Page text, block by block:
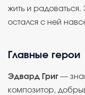
жить и
остался с ней
Главные герои
Эдвард Григ —
композитор,